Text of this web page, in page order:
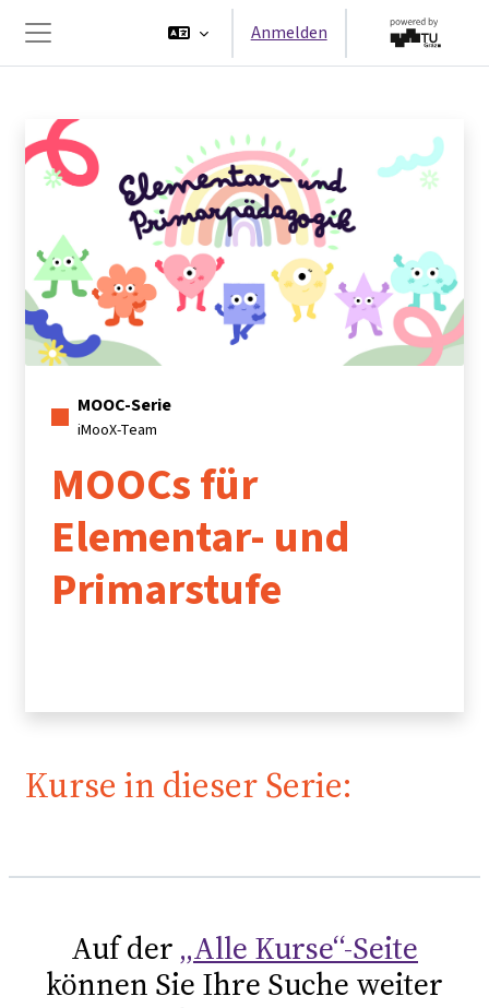
Website-Übersicht
Anmelden
MOOC-Serie
iMooX-Team
MOOCs für
Elementar- und
Primarstufe
Kurse in dieser Serie:
Auf der „Alle Kurse“-Seite
können Sie Ihre Suche weiter